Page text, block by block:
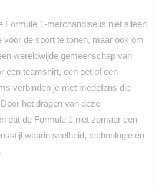
Formule 1-merchandise is niet alleen
voor de sport te tonen, maar ook om
wereldwijde gemeenschap van
een teamshirt, een pet of een
verbinden je met medefans die
het dragen van deze
dat de Formule 1 niet zomaar een
waarin snelheid, technologie en